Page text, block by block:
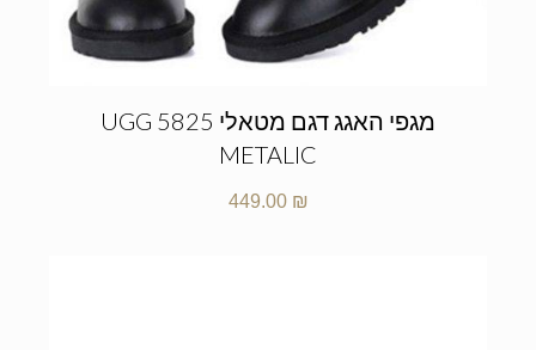
מגפי האגג דגם מטאלי UGG 5825
METALIC
449.00 ₪